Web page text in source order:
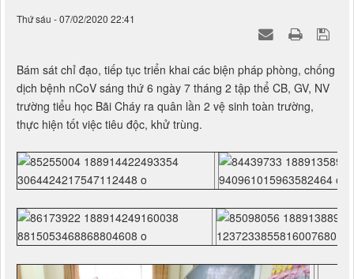
Thứ sáu - 07/02/2020 22:41
Bám sát chỉ đạo, tiếp tục triển khai các biện pháp phòng, chống
dịch bệnh nCoV sáng thứ 6 ngày 7 tháng 2 tập thể CB, GV, NV
trường tiểu học Bãi Cháy ra quân lần 2 vệ sinh toàn trường,
thực hiện tốt việc tiêu độc, khử trùng.